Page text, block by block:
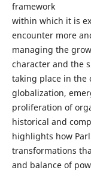
framework
within which it is
encounter more
managing the
character and the
taking place in the
globalization,
proliferation of
historical and
highlights how
transformations
and balance of